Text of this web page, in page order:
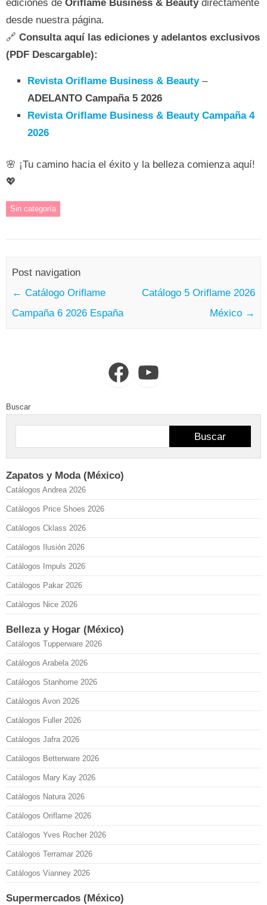
ediciones de Oriflame Business & Beautydirectamente
desde nuestra página.
🔗 Consulta aquí las ediciones y adelantos exclusivos
(PDF Descargable):
Revista Oriflame Business & Beauty –
ADELANTO Campaña 5 2026
Revista Oriflame Business & Beauty Campaña 4
2026
🌸 ¡Tu camino hacia el éxito y la belleza comienza aquí!
💖
Sin categoría
Post navigation
← Catálogo Oriflame
Campaña 6 2026 España
Catálogo 5 Oriflame 2026
México →
FacebookYouTube
Buscar
Buscar
Zapatos y Moda (México)
Catálogos Andrea 2026
Catálogos Price Shoes 2026
Catálogos Cklass 2026
Catálogos Ilusión 2026
Catálogos Impuls 2026
Catálogos Pakar 2026
Catálogos Nice 2026
Belleza y Hogar (México)
Catálogos Tupperware 2026
Catálogos Arabela 2026
Catálogos Stanhome 2026
Catálogos Avon 2026
Catálogos Fuller 2026
Catálogos Jafra 2026
Catálogos Betterware 2026
Catálogos Mary Kay 2026
Catálogos Natura 2026
Catálogos Oriflame 2026
Catálogos Yves Rocher 2026
Catálogos Terramar 2026
Catálogos Vianney 2026
Supermercados (México)